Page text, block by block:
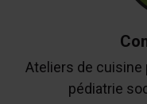
Ateliers de cuisine
pédiatrie